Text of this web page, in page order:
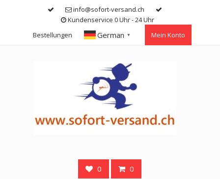
info@sofort-versand.ch
Kundenservice 0 Uhr - 24 Uhr
Bestellungen
German ▼ Mein Konto
0 0